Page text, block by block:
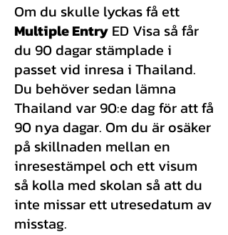
Om du skulle lyckas få ett
Multiple Entry ED Visa så får
du 90 dagar stämplade i
passet vid inresa i Thailand.
Du behöver sedan lämna
Thailand var 90:e dag för att få
90 nya dagar. Om du är osäker
på skillnaden mellan en
inresestämpel och ett visum
så kolla med skolan så att du
inte missar ett utresedatum av
misstag.